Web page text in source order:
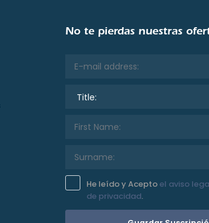
No te pierdas nuestras
He leído y Aceptoel aviso
de privacidad.